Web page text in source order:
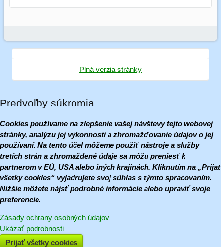
Plná verzia stránky
Predvoľby súkromia
Cookies používame na zlepšenie vašej návštevy tejto webovej
stránky, analýzu jej výkonnosti a zhromažďovanie údajov o jej
používaní. Na tento účel môžeme použiť nástroje a služby
tretích strán a zhromaždené údaje sa môžu preniesť k
partnerom v EÚ, USA alebo iných krajinách. Kliknutím na „Prijať
všetky cookies“ vyjadrujete svoj súhlas s týmto spracovaním.
Nižšie môžete nájsť podrobné informácie alebo upraviť svoje
preferencie.
Zásady ochrany osobných údajov
Ukázať podrobnosti
Prijať všetky cookies